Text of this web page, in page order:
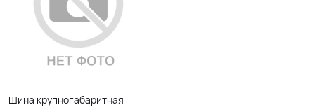
Шина крупногабаритная